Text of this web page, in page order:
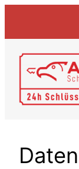
springen